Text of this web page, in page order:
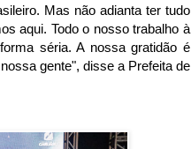
Mas não adianta ter tudo
aqui. Todo o nosso trabalho à
séria. A nossa gratidão é
gente", disse a Prefeita de